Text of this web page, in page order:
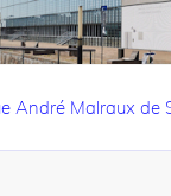
André Malraux de